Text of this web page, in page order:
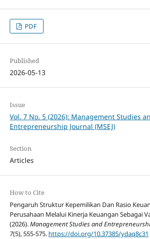
PDF
Published
2026-05-13
Issue
Vol. 7 No. 5 (2026): Management Studies
Entrepreneurship Journal (MSEJ)
Section
Articles
How to Cite
Pengaruh Struktur Kepemilikan Dan Rasio
Perusahaan Melalui Kinerja Keuangan Sebagai
(2026).Management Studies and
7(5), 555-575. https://doi.org/10.37385/ydaq8c31